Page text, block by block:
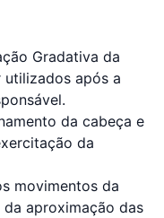
Gradativa da
utilizados após a
da cabeça e
da
movimentos da
aproximação das